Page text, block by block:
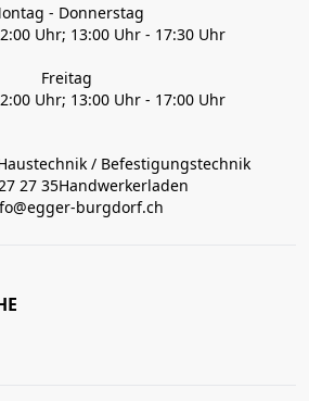
- Donnerstag
Uhr; 13:00 Uhr - 17:30 Uhr
Freitag
Uhr; 13:00 Uhr - 17:00 Uhr
/ Befestigungstechnik
27 35Handwerkerladen
burgdorf.ch